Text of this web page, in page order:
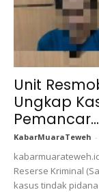
Unit
Ungkap
Pemancar...
KabarMuaraTeweh -
Reserse Kriminal
kasus tindak